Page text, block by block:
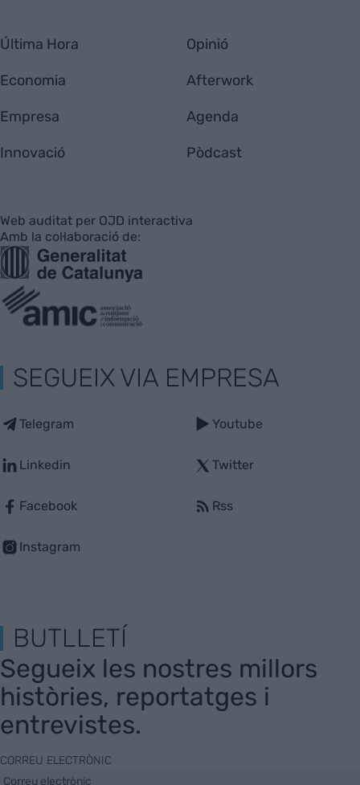
Última Hora
Economia
Empresa
Innovació
Opinió
Afterwork
Agenda
Pòdcast
Web auditat per OJD interactiva
Amb la col·laboració de:
SEGUEIX VIA EMPRESA
Telegram
Linkedin
Facebook
Instagram
Youtube
Twitter
Rss
BUTLLETÍ
Segueix les nostres millors
històries, reportatges i
entrevistes.
CORREU ELECTRÒNIC